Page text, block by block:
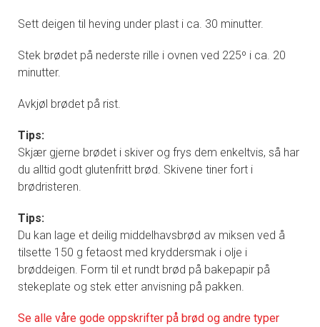
Sett deigen til heving under plast i ca. 30 minutter.
Stek brødet på nederste rille i ovnen ved 225º i ca. 20
minutter.
Avkjøl brødet på rist.
Tips:
Skjær gjerne brødet i skiver og frys dem enkeltvis, så har
du alltid godt glutenfritt brød. Skivene tiner fort i
brødristeren.
Tips:
Du kan lage et deilig middelhavsbrød av miksen ved å
tilsette 150 g fetaost med kryddersmak i olje i
brøddeigen. Form til et rundt brød på bakepapir på
stekeplate og stek etter anvisning på pakken.
Se alle våre gode oppskrifter på brød og andre typer